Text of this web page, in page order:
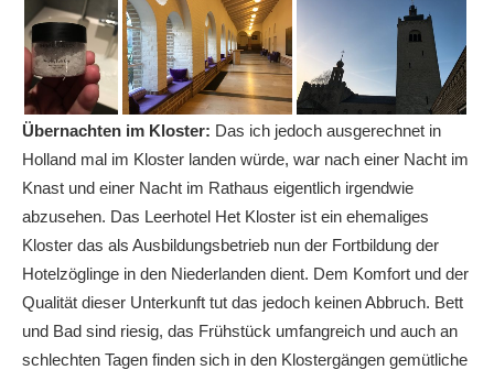
Übernachten im Kloster: Das ich jedoch ausgerechnet in
Holland mal im Kloster landen würde, war nach einer Nacht im
Knast und einer Nacht im Rathaus eigentlich irgendwie
abzusehen. Das Leerhotel Het Kloster ist ein ehemaliges
Kloster das als Ausbildungsbetrieb nun der Fortbildung der
Hotelzöglinge in den Niederlanden dient. Dem Komfort und der
Qualität dieser Unterkunft tut das jedoch keinen Abbruch. Bett
und Bad sind riesig, das Frühstück umfangreich und auch an
schlechten Tagen finden sich in den Klostergängen gemütliche